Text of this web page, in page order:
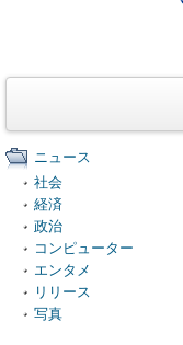
ニュース
社会
経済
政治
コンピューター
エンタメ
リリース
写真